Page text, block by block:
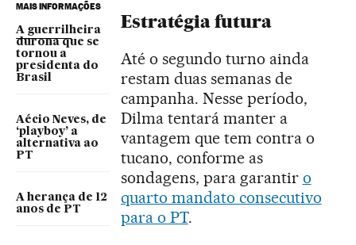
MAIS INFORMAÇÕES
A guerrilheira
durona que se
tornou a
presidenta do
Brasil
Aécio Neves, de
‘playboy’ a
alternativa ao
PT
A herança de 12
anos de PT
Estratégia futura
Até o segundo turno ainda
restam duas semanas de
campanha. Nesse período,
Dilma tentará manter a
vantagem que tem contra o
tucano, conforme as
sondagens, para garantir o
quarto mandato consecutivo
para o PT.